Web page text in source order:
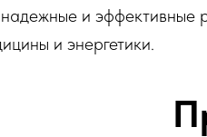
и эффективные
и энергетики.